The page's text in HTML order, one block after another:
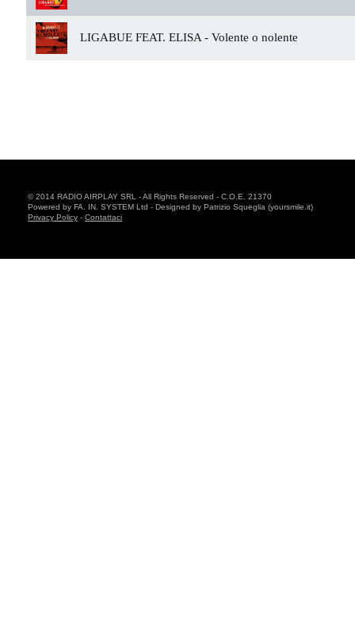
LIGABUE FEAT. ELISA - Volente o nolente
© 2014 RADIO AIRPLAY SRL - All Rights Reserved - C.O.E. 21370
Powered by FA. IN. SYSTEM Ltd - Designed by Patrizio Squeglia (yoursmile.it)
Privacy Policy - Contattaci